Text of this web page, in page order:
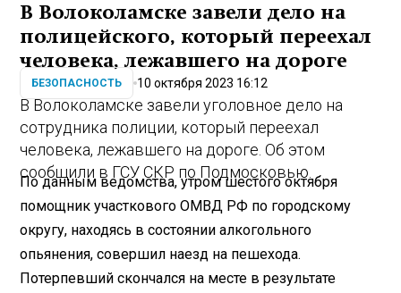
В Волоколамске завели дело на
полицейского, который переехал
человека, лежавшего на дороге
БЕЗОПАСНОСТЬ 10 октября 2023 16:12
В Волоколамске завели уголовное дело на
сотрудника полиции, который переехал
человека, лежавшего на дороге. Об этом
сообщили в ГСУ СКР по Подмосковью.
По данным ведомства, утром шестого октября
помощник участкового ОМВД РФ по городскому
округу, находясь в состоянии алкогольного
опьянения, совершил наезд на пешехода.
Потерпевший скончался на месте в результате